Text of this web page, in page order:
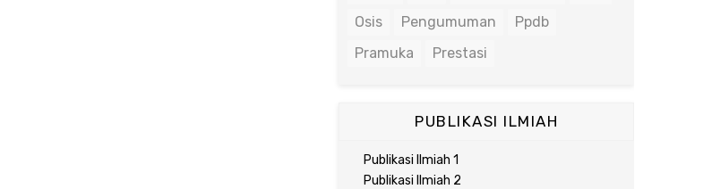
Osis
Pengumuman
Ppdb
Pramuka
Prestasi
PUBLIKASI ILMIAH
Publikasi Ilmiah 1
Publikasi Ilmiah 2